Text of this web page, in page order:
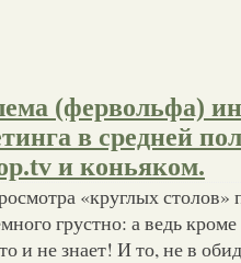
(фервольфа)
в средней
и коньяком.
«круглых столов»
грустно: а ведь
и не знает! И то, не в